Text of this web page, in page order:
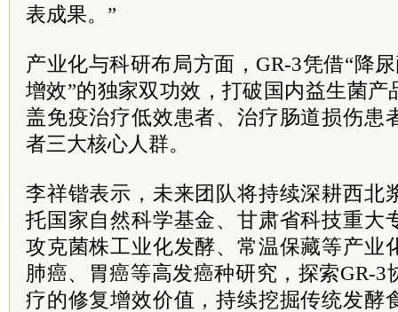
表成果。”
产业化与科研布局方面，GR-3凭借“降
增效”的独家双功效，打破国内益生菌
盖免疫治疗低效患者、治疗肠道损伤患
者三大核心人群。
李祥锴表示，未来团队将持续深耕西北
托国家自然科学基金、甘肃省科技重大
攻克菌株工业化发酵、常温保藏等产业
肺癌、胃癌等高发癌种研究，探索GR-3
疗的修复增效价值，持续挖掘传统发酵